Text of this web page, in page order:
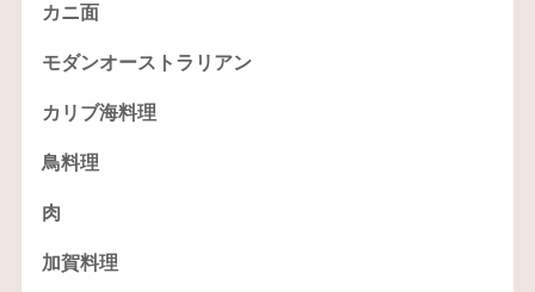
カニ面
モダンオーストラリアン
カリブ海料理
鳥料理
肉
加賀料理